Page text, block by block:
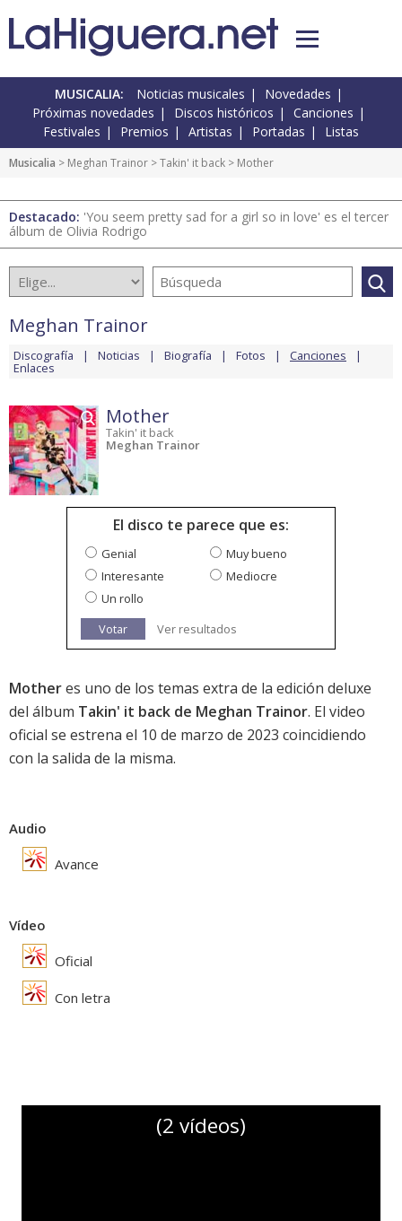
MUSICALIA: Noticias musicales
Novedades
Próximas novedades
Discos históricos
Canciones
Festivales
Premios Artistas Portadas Listas
Musicalia > Meghan Trainor >Takin' it back > Mother
Destacado: 'You seem pretty sad for a girl so in love' es el tercer
álbum de Olivia Rodrigo
Meghan Trainor
Discografía Noticias Biografía Fotos Canciones
Enlaces
Mother
Takin' it back
Meghan Trainor
El disco te parece que es:
Genial
Muy bueno
Interesante
Mediocre
Un rollo
Votar
Ver resultados
Motheres uno de los temas extra de la edición deluxe
del álbum Takin' it back de Meghan Trainor. El video
oficial se estrena el 10 de marzo de 2023 coincidiendo
con la salida de la misma.
Audio
Avance
Vídeo
Oficial
Con letra
(2 vídeos)